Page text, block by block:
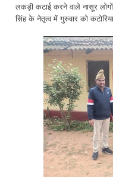
लकड़ी कटाई करने वाले नासूर लोगों
सिंह के नेतृत्व में गुरुवार को